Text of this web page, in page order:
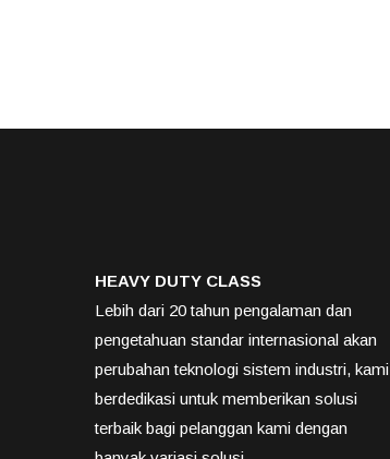
HEAVY DUTY CLASS
Lebih dari 20 tahun pengalaman dan
pengetahuan standar internasional akan
perubahan teknologi sistem industri, kami
berdedikasi untuk memberikan solusi
terbaik bagi pelanggan kami dengan